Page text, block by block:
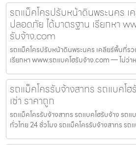
รถแม็คโครปรับหน้าดินพระนคร เ
ปลอดภัย ได้มาตรฐาน เรียกหา
รับจ้าง.com
รถแม็คโครปรับหน้าดินพระนคร เคลียร์พื้นที่ร
เรียกหา www.รถแบคโฮรับจ้าง.com — ไม่ว่า
รถแม็คโครรับจ้างสาทร รถแบคโฮ
เช่า ราคาถูก
รถแม็คโครรับจ้างสาทร รถแบคโฮรับจ้าง รถแ
ทั่วไทย 24 ชั่วโมง รถแม็คโครรับจ้างสาทร รถ